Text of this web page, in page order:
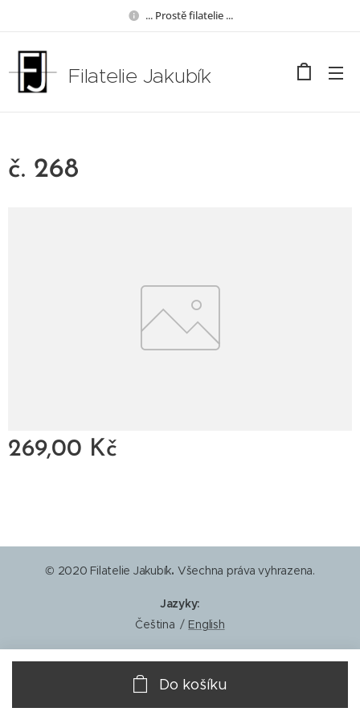
... Prostě filatelie ...
Filatelie Jakubík
č. 268
269,00 Kč
Do košíku
© 2020 Filatelie Jakubík. Všechna práva vyhrazena.
Jazyky
Čeština
English